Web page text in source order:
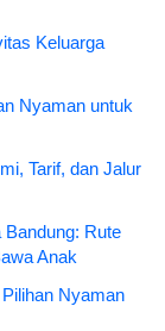
Keluarga
Nyaman untuk
Tarif, dan Jalur
Rute
Anak
Nyaman